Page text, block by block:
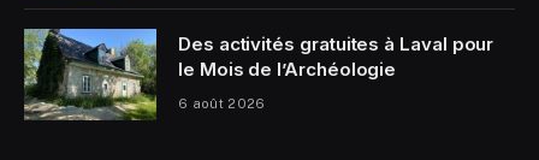
Des activités gratuites à Laval pour
le Mois de l’Archéologie
6 août 2026